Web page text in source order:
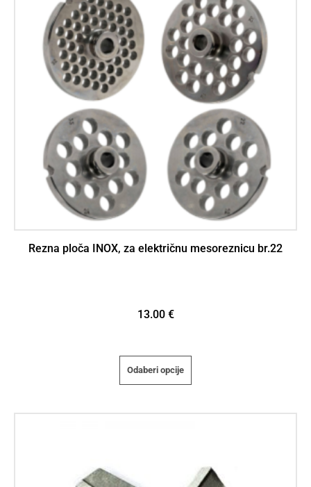
Rezna ploča INOX, za električnu mesoreznicu br.22
13.00 €
Odaberi opcije